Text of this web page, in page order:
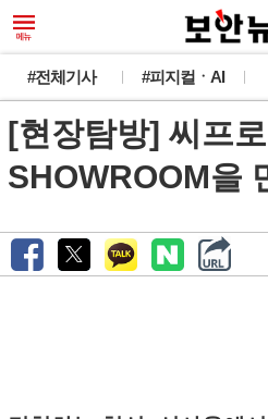
#전체기사 #피지컬ㆍAI
[현장탐방] 씨프
SHOWROOM을